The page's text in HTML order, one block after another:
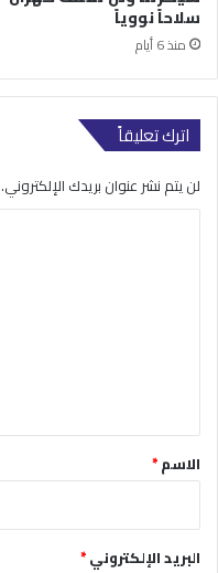
سلاحاً نووياً
منذ 6 أيام
اترك تعليقاً
لن يتم نشر عنوان بريدك الإلكتروني.
*الاسم*
البريد الإلكتروني*